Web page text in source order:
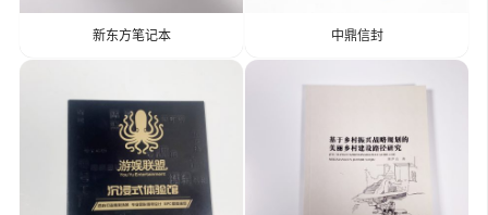
新东方笔记本 中鼎信封